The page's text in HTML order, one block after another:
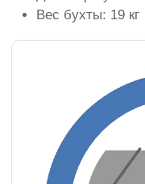
Вес бухты: 19 кг